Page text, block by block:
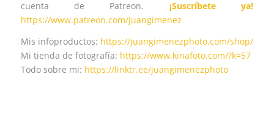
cuenta de Patreon. ¡Suscríbete ya!
https://www.patreon.com/juangimenez
Mis infoproductos: https://juangimenezphoto.com/shop/
Mi tienda de fotografía: https://www.kinafoto.com/?k=57
Todo sobre mi: https://linktr.ee/juangimenezphoto